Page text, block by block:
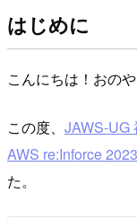
はじめに
こんにちは！おのや
この度、 JAWS-UG
AWS re:Inforce
た。